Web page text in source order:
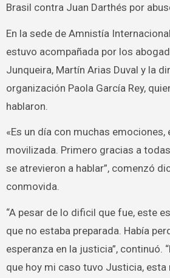
Brasil contra Juan Darthés por
En la sede de Amnistía
estuvo acompañada por los
Junqueira, Martín Arias Duval y la
organización Paola García Rey,
hablaron.
«Es un día con muchas emociones,
movilizada. Primero gracias a
se atrevieron a hablar”, comenzó
conmovida.
“A pesar de lo dificil que fue, este
que no estaba preparada. Había
esperanza en la justicia”, continuó.
que hoy mi caso tuvo Justicia, esta